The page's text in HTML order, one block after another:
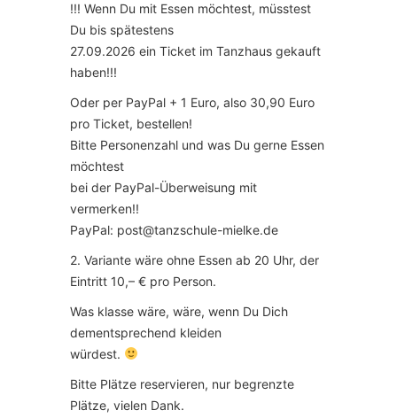
!!! Wenn Du mit Essen möchtest, müsstest
Du bis spätestens
27.09.2026 ein Ticket im Tanzhaus gekauft
haben!!!
Oder per PayPal + 1 Euro, also 30,90 Euro
pro Ticket, bestellen!
Bitte Personenzahl und was Du gerne Essen
möchtest
bei der PayPal-Überweisung mit
vermerken!!
PayPal: post@tanzschule-mielke.de
2. Variante wäre ohne Essen ab 20 Uhr, der
Eintritt 10,– € pro Person.
Was klasse wäre, wäre, wenn Du Dich
dementsprechend kleiden
würdest.
Bitte Plätze reservieren, nur begrenzte
Plätze, vielen Dank.